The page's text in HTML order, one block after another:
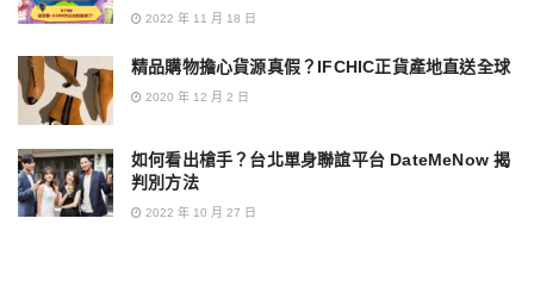
2022 年 11 月 18 日
精品購物擔心貨源真假？IFCHIC正貨產地直送全球
2020 年 12 月 2 日
如何看出槍手？台北單身聯誼平台 DateMeNow 揭
判別方法
2022 年 10 月 27 日